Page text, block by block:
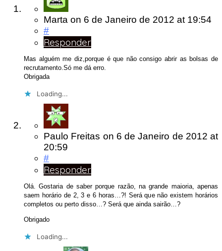
Marta on 6 de Janeiro de 2012 at 19:54
#
Responder
Mas alguém me diz,porque é que não consigo abrir as bolsas de
recrutamento.Só me dá erro.
Obrigada
Loading...
Paulo Freitas on 6 de Janeiro de 2012 at
20:59
#
Responder
Olá. Gostaria de saber porque razão, na grande maioria, apenas
saem horário de 2, 3 e 6 horas…?! Será que não existem horários
completos ou perto disso…? Será que ainda sairão…?
Obrigado
Loading...